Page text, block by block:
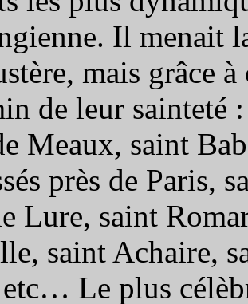
Il menait
mais grâce
de leur sainteté
Meaux, saint
près de Paris,
Lure, saint
saint Achaire,
Le plus